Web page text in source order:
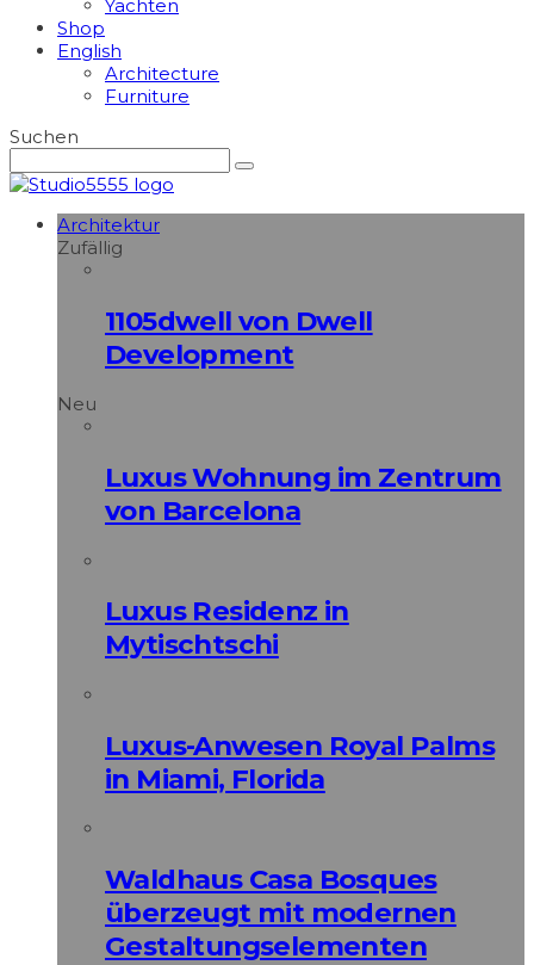
Yachten
Shop
English
Architecture
Furniture
Suchen
Architektur
Zufällig
1105dwell von Dwell
Development
Neu
Luxus Wohnung im Zentrum
von Barcelona
Luxus Residenz in
Mytischtschi
Luxus-Anwesen Royal Palms
in Miami, Florida
Waldhaus Casa Bosques
überzeugt mit modernen
Gestaltungselementen